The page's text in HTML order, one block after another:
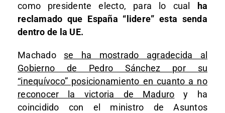
como presidente electo, para lo cual
ha
reclamado que España “lidere” esta senda
dentro de la UE.
Machado se ha mostrado agradecida al
Gobierno de Pedro Sánchez por su
“inequívoco” posicionamiento en cuanto a no
reconocer la victoria de Maduro y ha
coincidido con el ministro de Asuntos